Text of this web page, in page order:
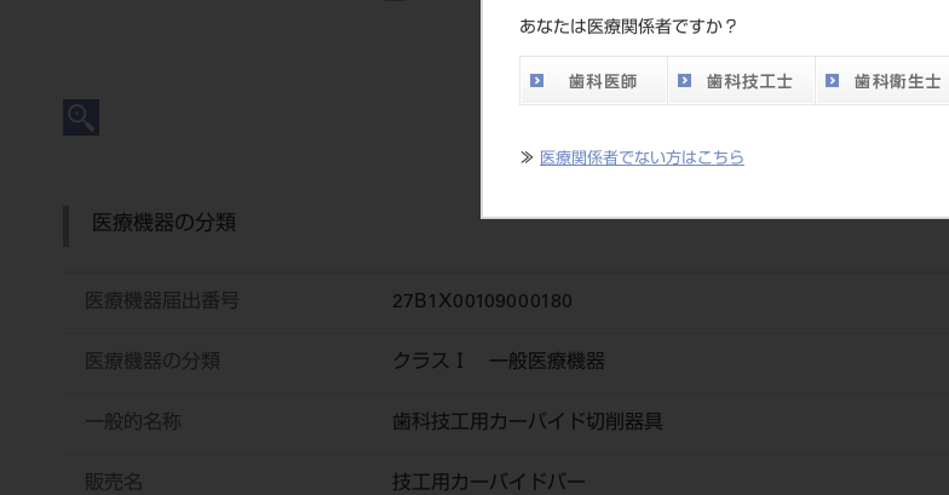
あなたは医療関係者ですか？
≫ 医療関係者でない方はこちら
DO vol.26 掲載ペー
ジ
医療機器の分類
医療機器届出番号 27B1X00109000180
医療機器の分類 クラスⅠ 一般医療機器
一般的名称 歯科技工用カーバイド切削器具
販売名 技工用カーバイドバー